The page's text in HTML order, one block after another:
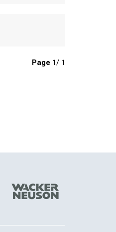
Page 1/ 1